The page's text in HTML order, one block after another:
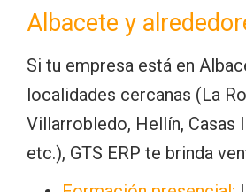
Albacete y
Si tu empresa está en
localidades cercanas (La
Villarrobledo, Hellín, Casas
etc.), GTS ERP te brinda